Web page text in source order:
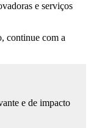
e serviços
continue com a
e de impacto